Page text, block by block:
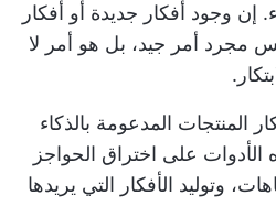
وجود أفكار جديدة أو أفكار
مجرد أمر جيد، بل هو أمر لا
المنتجات المدعومة بالذكاء
على اختراق الحواجز
وتوليد الأفكار التي يريدها